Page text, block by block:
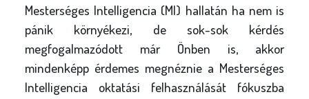
Mesterséges Intelligencia (MI) hallatán ha nem is
pánik környékezi, de sok-sok kérdés
megfogalmazódott már Önben is, akkor
mindenképp érdemes megnéznie a Mesterséges
Intelligencia oktatási felhasználását fókuszba